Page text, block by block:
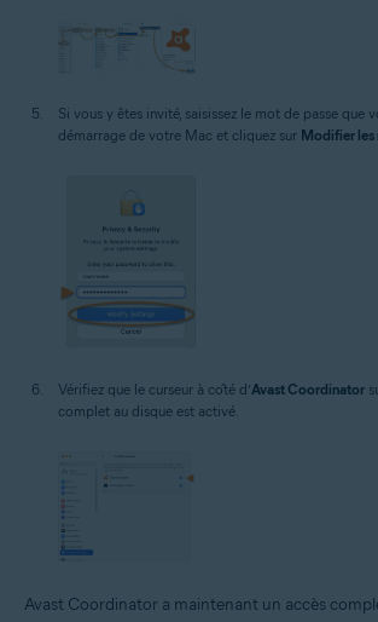
Si vous y êtes invité, saisissez le mot de passe que
démarrage de votre Mac et cliquez sur Modifier les
Vérifiez que le curseur à côté d’Avast Coordinator
complet au disque est activé.
Avast Coordinator a maintenant un accès